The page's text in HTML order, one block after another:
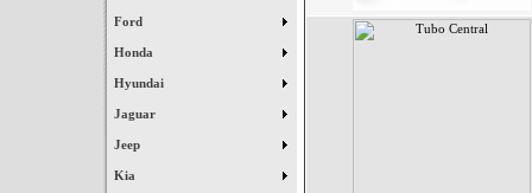
Ford
Honda
Hyundai
Jaguar
Jeep
Kia